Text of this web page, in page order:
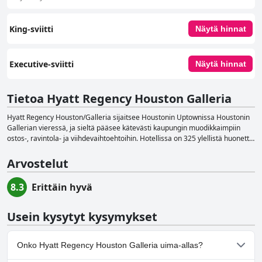
King-sviitti Näytä hinnat
Executive-sviitti Näytä hinnat
Tietoa Hyatt Regency Houston Galleria
Hyatt Regency Houston/Galleria sijaitsee Houstonin Uptownissa Houstonin
Gallerian vieressä, ja sieltä pääsee kätevästi kaupungin muodikkaimpiin
ostos-, ravintola- ja viihdevaihtoehtoihin. Hotellissa on 325 ylellistä huonetta,
kaupunkinäkymät ja ilmainen Wi-Fi. Vieraat voivat hyödyntää laajaa
valikoimaa mukavuuksia, kuten ilmaista internetyhteyttä, sähköautojen
latausasemia, ravintoloita paikan päällä, huonepalvelua, kuntokeskusta,
uima-allasta, digitaalista avainta, digitaalista sisäänkirjautumista,
Houston/Galleria tarjoaa useita ruokailuvaihtoehtoja, jotka tyydyttävät
vieraiden mielihalut. Hotellin hiljattain uudistettu uima-allas, jossa on Ranch
Water, tarjoaa ihastuttavan ja virkistävän kokemuksen. Erinomaisten
ruokailuvaihtoehtojen lisäksi hotellissa on kymmenen kokoushuonetta ja 19
Arvostelut
8.3 Erittäin hyvä
Usein kysytyt kysymykset
Onko Hyatt Regency Houston Galleria uima-allas?